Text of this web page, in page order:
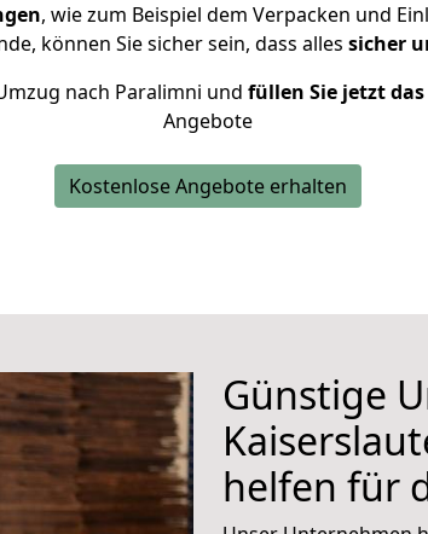
, wie zum Beispiel dem Verpacken und
können Sie sicher sein, dass alles sicher
nach Paralimni und füllen Sie jetzt
Angebote
Kostenlose Angebote erhalten
Günstige
helfen für